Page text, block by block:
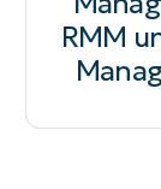
RMM